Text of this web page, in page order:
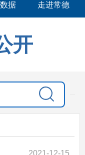
据 走进常德
开
2021-12-15